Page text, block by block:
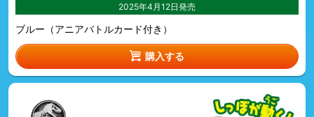
2025年4月12日発売
ブルー（アニアバトルカード付き）
購入する